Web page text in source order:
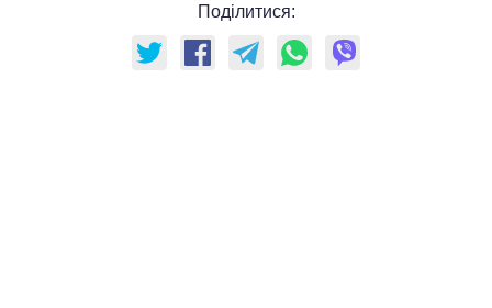
Поділитися: